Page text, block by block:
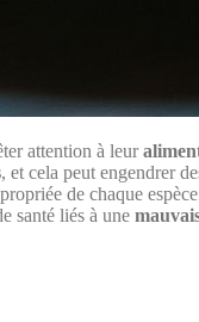
attention à leur
, et cela peut engendrer
de chaque
santé liés à une